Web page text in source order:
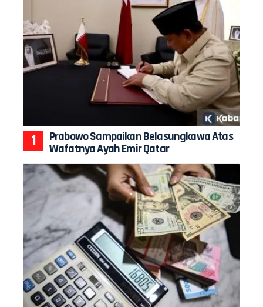
Prabowo Sampaikan Belasungkawa Atas
Wafatnya Ayah Emir Qatar